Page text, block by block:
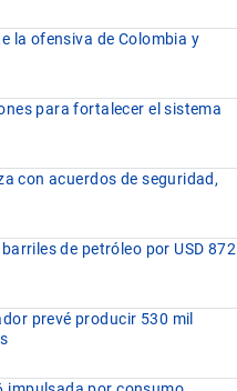
la ofensiva de Colombia y
para fortalecer el sistema
con acuerdos de seguridad,
de petróleo por USD 872
prevé producir 530 mil